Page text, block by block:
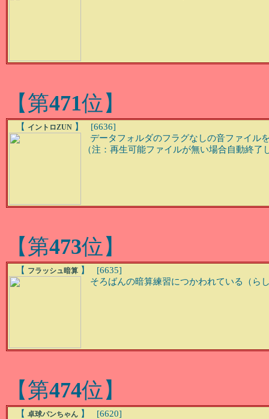
【第471位】
【 イントロZUN 】 [6636]
データフォルダのフラグなしの音ファイル
（注：再生可能ファイルが無い場合自動終了
【第473位】
【 フラッシュ暗算 】 [6635]
そろばんの暗算練習につかわれている（ら
【第474位】
【 卓球パンちゃん 】 [6620]